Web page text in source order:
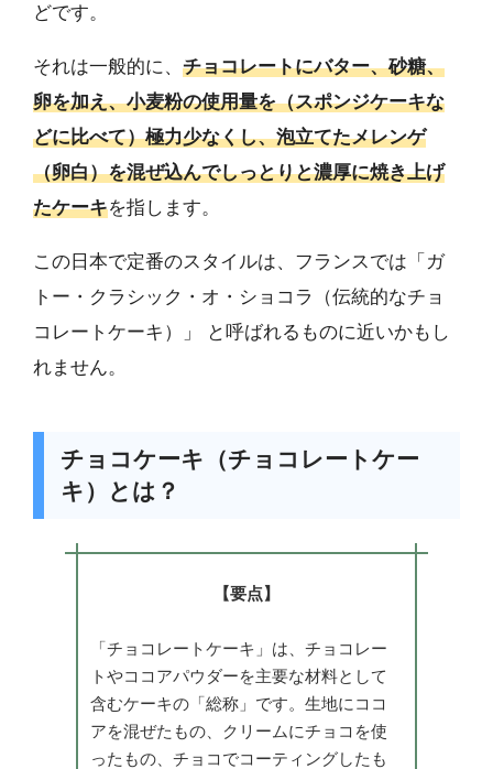
どです。
それは一般的に、 チョコレートにバター、砂糖、
卵を加え、小麦粉の使用量を（スポンジケーキな
どに比べて）極力少なくし、泡立てたメレンゲ
（卵白）を混ぜ込んでしっとりと濃厚に焼き上げ
たケーキを指します。
この日本で定番のスタイルは、フランスでは「ガ
トー・クラシック・オ・ショコラ（伝統的なチョ
コレートケーキ）」 と呼ばれるものに近いかもし
れません。
チョコケーキ（チョコレートケー
キ）とは？
【要点】
「チョコレートケーキ」は、チョコレー
トやココアパウダーを主要な材料として
含むケーキの「総称」です。生地にココ
アを混ぜたもの、クリームにチョコを使
ったもの、チョコでコーティングしたも